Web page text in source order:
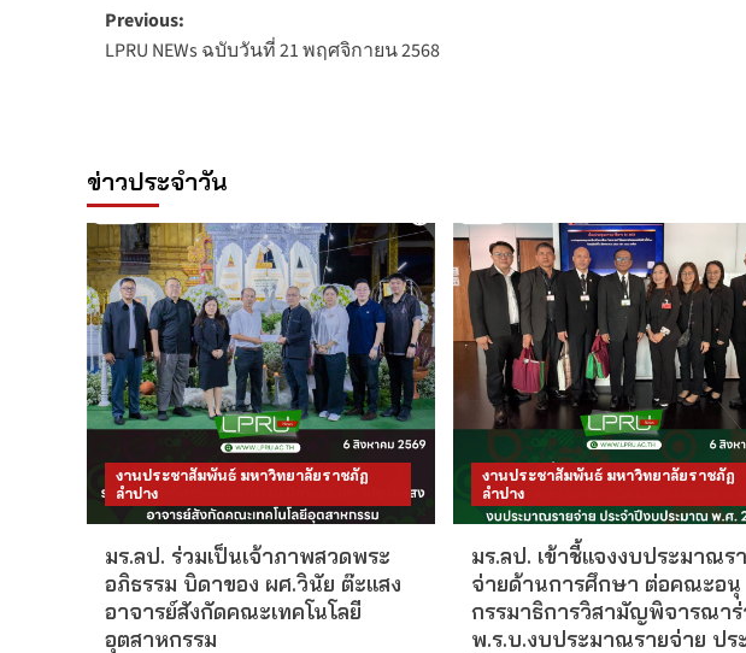
Post
navigation
Previous:
LPRU NEWs ฉบับวันที่ 21 พฤศจิกายน 2568
ข่าวประจำวัน
งานประชาสัมพันธ์ มหาวิทยาลัยราชภัฏ
ลำปาง
มร.ลป. ร่วมเป็นเจ้าภาพสวดพระ
อภิธรรม บิดาของ ผศ.วินัย ต๊ะแสง
อาจารย์สังกัดคณะเทคโนโลยี
อุตสาหกรรม
งานประชาสัมพันธ์ มหาวิทยาลัยราชภัฏ
ลำปาง
มร.ลป. เข้าชี้แจงงบประมาณร
จ่ายด้านการศึกษา ต่อคณะอนุ
กรรมาธิการวิสามัญพิจารณาร่
พ.ร.บ.งบประมาณรายจ่าย ปร